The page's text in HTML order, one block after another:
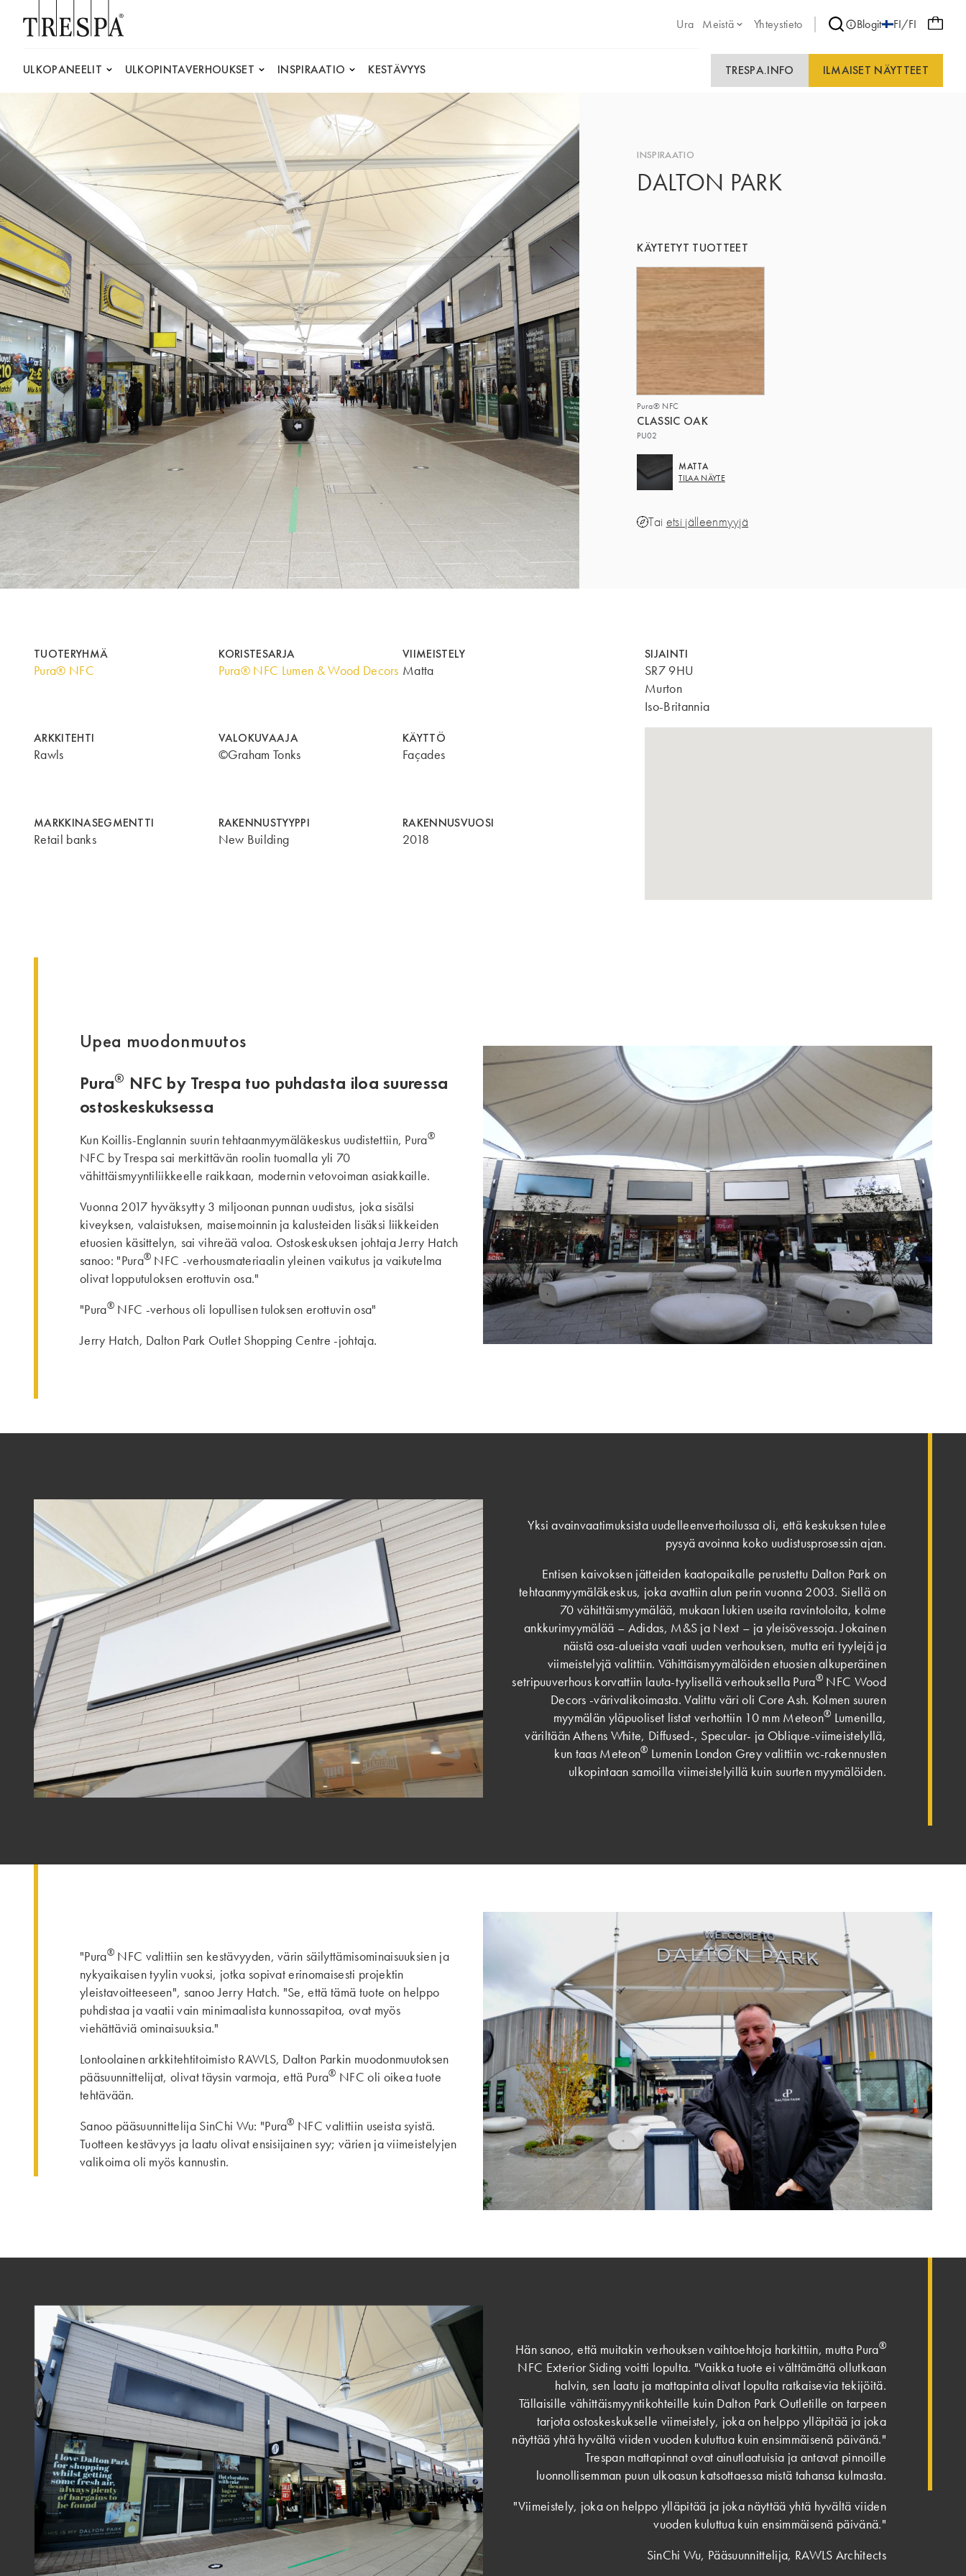
Ura
Meistä Yhteystieto Blogit FI/FI
ULKOPANEELIT ULKOPINTAVERHOUKSET INSPIRAATIO KESTÄVYYS TRESPA.INFO ILMAISET NÄYTTEET
INSPIRAATIO
DALTON PARK
KÄYTETYT TUOTTEET
Pura® NFC
CLASSIC OAK
PU02
MATTA
TILAA NÄYTE
Tai etsi jälleenmyyjä
TUOTERYHMÄ
Pura® NFC
KORISTESARJA
Pura® NFC Lumen & Wood Decors
VIIMEISTELY
Matta
ARKKITEHTI
Rawls
VALOKUVAAJA
©Graham Tonks
KÄYTTÖ
Façades
MARKKINASEGMENTTI
Retail banks
RAKENNUSTYYPPI
New Building
RAKENNUSVUOSI
2018
SIJAINTI
SR7 9HU
Murton
Iso-Britannia
Upea muodonmuutos
Pura® NFC by Trespa tuo puhdasta iloa suuressa
ostoskeskuksessa
Kun Koillis-Englannin suurin tehtaanmyymäläkeskus uudistettiin, Pura®
NFC by Trespa sai merkittävän roolin tuomalla yli 70
vähittäismyyntiliikkeelle raikkaan, modernin vetovoiman asiakkaille.
Vuonna 2017 hyväksytty 3 miljoonan punnan uudistus, joka sisälsi
kiveyksen, valaistuksen, maisemoinnin ja kalusteiden lisäksi liikkeiden
etuosien käsittelyn, sai vihreää valoa. Ostoskeskuksen johtaja Jerry Hatch
sanoo: "Pura® NFC -verhousmateriaalin yleinen vaikutus ja vaikutelma
olivat lopputuloksen erottuvin osa."
"Pura®NFC -verhous oli lopullisen tuloksen erottuvin osa"
Jerry Hatch, Dalton Park Outlet Shopping Centre -johtaja.
Yksi avainvaatimuksista uudelleenverhoilussa oli, että keskuksen tulee
pysyä avoinna koko uudistusprosessin ajan.
Entisen kaivoksen jätteiden kaatopaikalle perustettu Dalton Park on
tehtaanmyymäläkeskus, joka avattiin alun perin vuonna 2003. Siellä on
70 vähittäismyymälää, mukaan lukien useita ravintoloita, kolme
ankkurimyymälää – Adidas, M&S ja Next – ja yleisövessoja. Jokainen
näistä osa-alueista vaati uuden verhouksen, mutta eri tyylejä ja
viimeistelyjä valittiin. Vähittäismyymälöiden etuosien alkuperäinen
setripuuverhous korvattiin lauta-tyylisellä verhouksella Pura® NFC Wood
Decors -värivalikoimasta. Valittu väri oli Core Ash. Kolmen suuren
myymälän yläpuoliset listat verhottiin 10 mm Meteon® Lumenilla,
väriltään Athens White, Diffused-, Specular- ja Oblique-viimeistelyllä,
kun taas Meteon® Lumenin London Grey valittiin wc-rakennusten
ulkopintaan samoilla viimeistelyillä kuin suurten myymälöiden.
"Pura®NFC valittiin sen kestävyyden, värin säilyttämisominaisuuksien ja
nykyaikaisen tyylin vuoksi, jotka sopivat erinomaisesti projektin
yleistavoitteeseen", sanoo Jerry Hatch. "Se, että tämä tuote on helppo
puhdistaa ja vaatii vain minimaalista kunnossapitoa, ovat myös
viehättäviä ominaisuuksia."
Lontoolainen arkkitehtitoimisto RAWLS, Dalton Parkin muodonmuutoksen
pääsuunnittelijat, olivat täysin varmoja, että Pura® NFC oli oikea tuote
tehtävään.
Sanoo pääsuunnittelija SinChi Wu: "Pura® NFC valittiin useista syistä.
Tuotteen kestävyys ja laatu olivat ensisijainen syy; värien ja viimeistelyjen
valikoima oli myös kannustin.
Hän sanoo, että muitakin verhouksen vaihtoehtoja harkittiin, mutta Pura®
NFC Exterior Siding voitti lopulta. "Vaikka tuote ei välttämättä ollutkaan
halvin, sen laatu ja mattapinta olivat lopulta ratkaisevia tekijöitä.
Tällaisille vähittäismyyntikohteille kuin Dalton Park Outletille on tarpeen
tarjota ostoskeskukselle viimeistely, joka on helppo ylläpitää ja joka
näyttää yhtä hyvältä viiden vuoden kuluttua kuin ensimmäisenä päivänä."
Trespan mattapinnat ovat ainutlaatuisia ja antavat pinnoille
luonnollisemman puun ulkoasun katsottaessa mistä tahansa kulmasta.
"Viimeistely, joka on helppo ylläpitää ja joka näyttää yhtä hyvältä viiden
vuoden kuluttua kuin ensimmäisenä päivänä."
SinChi Wu, Pääsuunnittelija, RAWLS Architects